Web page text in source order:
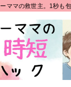
ママの救世主。1秒も